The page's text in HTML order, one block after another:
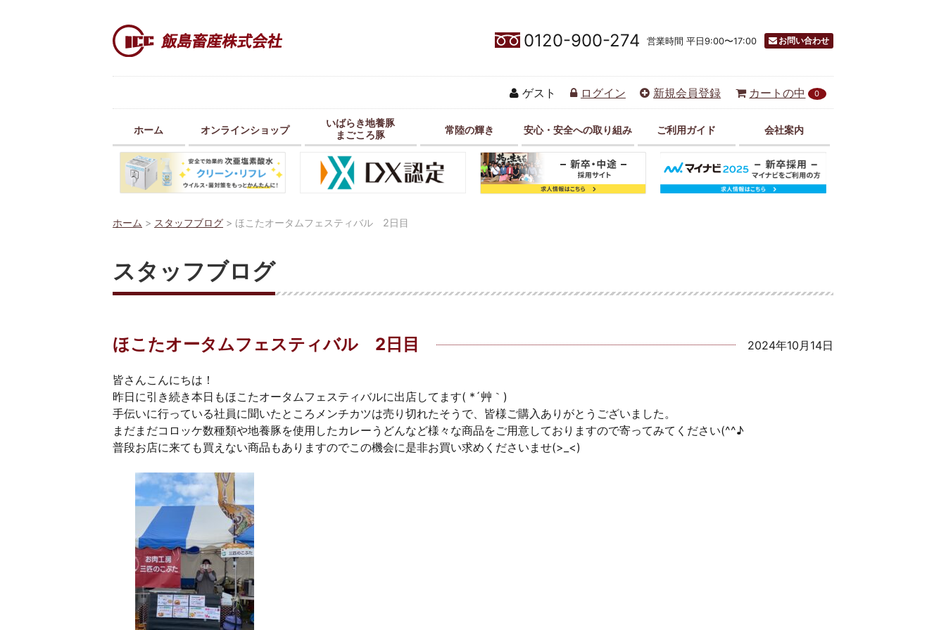
0120-900-274 営業時間 平日9:00〜17:00 お問い合わせ
ゲスト ログイン 新規会員登録 カートの中 0
ホーム オンラインショップ
いばらき地養豚
まごころ豚
常陸の輝き 安心・安全への取り組み ご利用ガイド 会社案内
ホーム > スタッフブログ > ほこたオータムフェスティバル 2日目
スタッフブログ
ほこたオータムフェスティバル 2日目 2024年10月14日
皆さんこんにちは！
昨日に引き続き本日もほこたオータムフェスティバルに出店してます( *´艸｀)
手伝いに行っている社員に聞いたところメンチカツは売り切れたそうで、皆様ご購入ありがとうございました。
まだまだコロッケ数種類や地養豚を使用したカレーうどんなど様々な商品をご用意しておりますので寄ってみてください(^^♪
普段お店に来ても買えない商品もありますのでこの機会に是非お買い求めくださいませ(>_<)